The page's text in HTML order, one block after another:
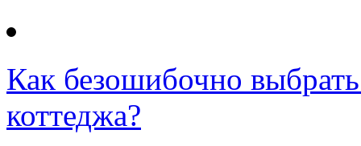
Как безошибочно
коттеджа?